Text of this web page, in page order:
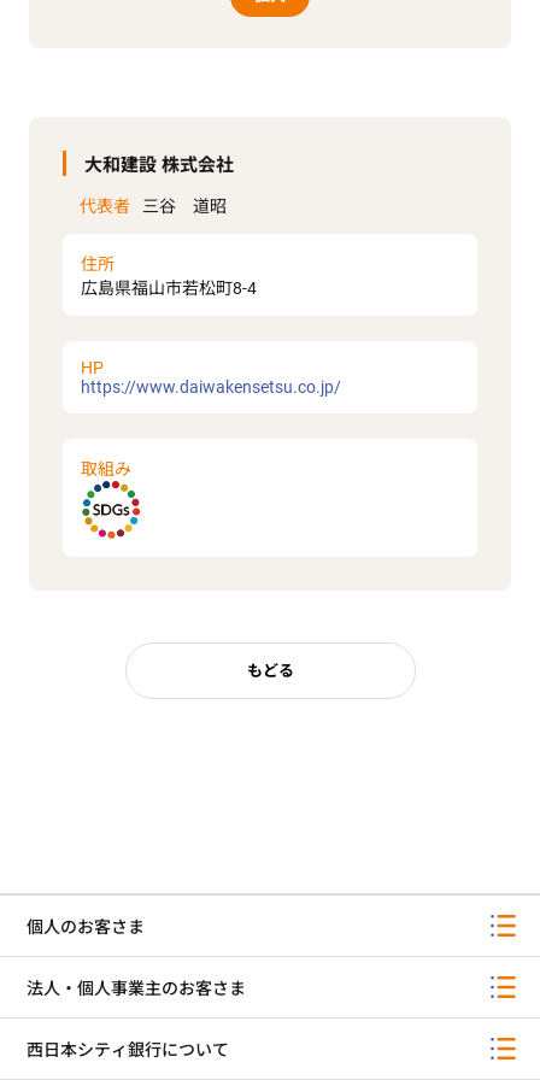
大和建設 株式会社
代表者 三谷 道昭
住所
広島県福山市若松町8-4
HP
https://www.daiwakensetsu.co.jp/
取組み
もどる
個人のお客さま
法人・個人事業主のお客さま
西日本シティ銀行について